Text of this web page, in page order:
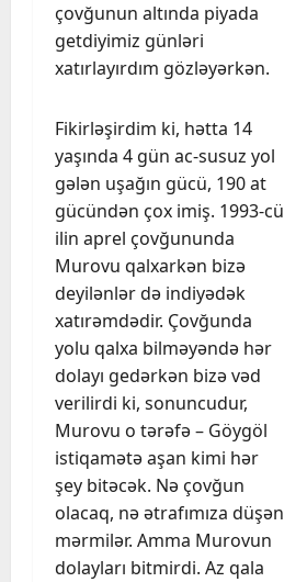
çovğunun altında piyada
getdiyimiz günləri
xatırlayırdım gözləyərkən.
Fikirləşirdim ki, hətta 14
yaşında 4 gün ac-susuz yol
gələn uşağın gücü, 190 at
gücündən çox imiş. 1993-cü
ilin aprel çovğununda
Murovu qalxarkən bizə
deyilənlər də indiyədək
xatırəmdədir. Çovğunda
yolu qalxa bilməyəndə hər
dolayı gedərkən bizə vəd
verilirdi ki, sonuncudur,
Murovu o tərəfə – Göygöl
istiqamətə aşan kimi hər
şey bitəcək. Nə çovğun
olacaq, nə ətrafımıza düşən
mərmilər. Amma Murovun
dolayları bitmirdi. Az qala